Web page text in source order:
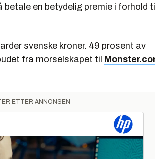
en betydelig premie i forhold til
svenske kroner. 49 prosent av
fra morselskapet til
ETTER ANNONSEN